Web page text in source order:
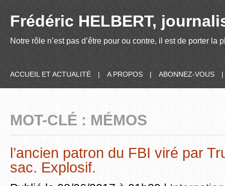
Frédéric HELBERT,
Notre rôle n’est pas d’être pour ou contre, il est de porter
ACCUEIL ET ACTUALITÉ | A PROPOS | ABONNEZ-VOUS |
MOT-CLÉ : MÉMOS
l’ancien patron du FBI viré par
sac. Explosif.